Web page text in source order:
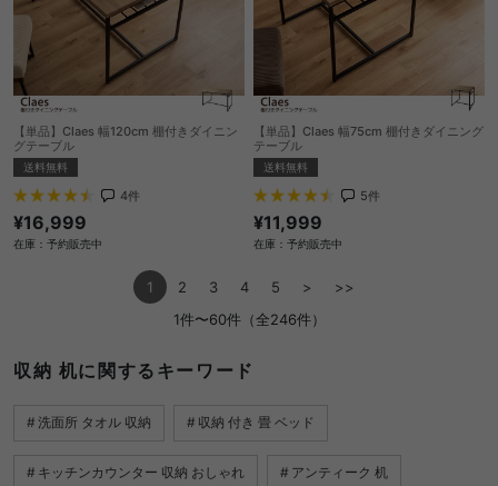
【単品】Claes 幅120cm 棚付きダイニン
グテーブル
送料無料
4件
¥16,999
在庫：予約販売中
【単品】Claes 幅75cm 棚付きダイニング
テーブル
送料無料
5件
¥11,999
在庫：予約販売中
1 2 3 4 5 >
>>
1件〜60件（全246件）
収納 机に関するキーワード
洗面所 タオル 収納 収納 付き 畳 ベッド
キッチンカウンター 収納 おしゃれ アンティーク 机